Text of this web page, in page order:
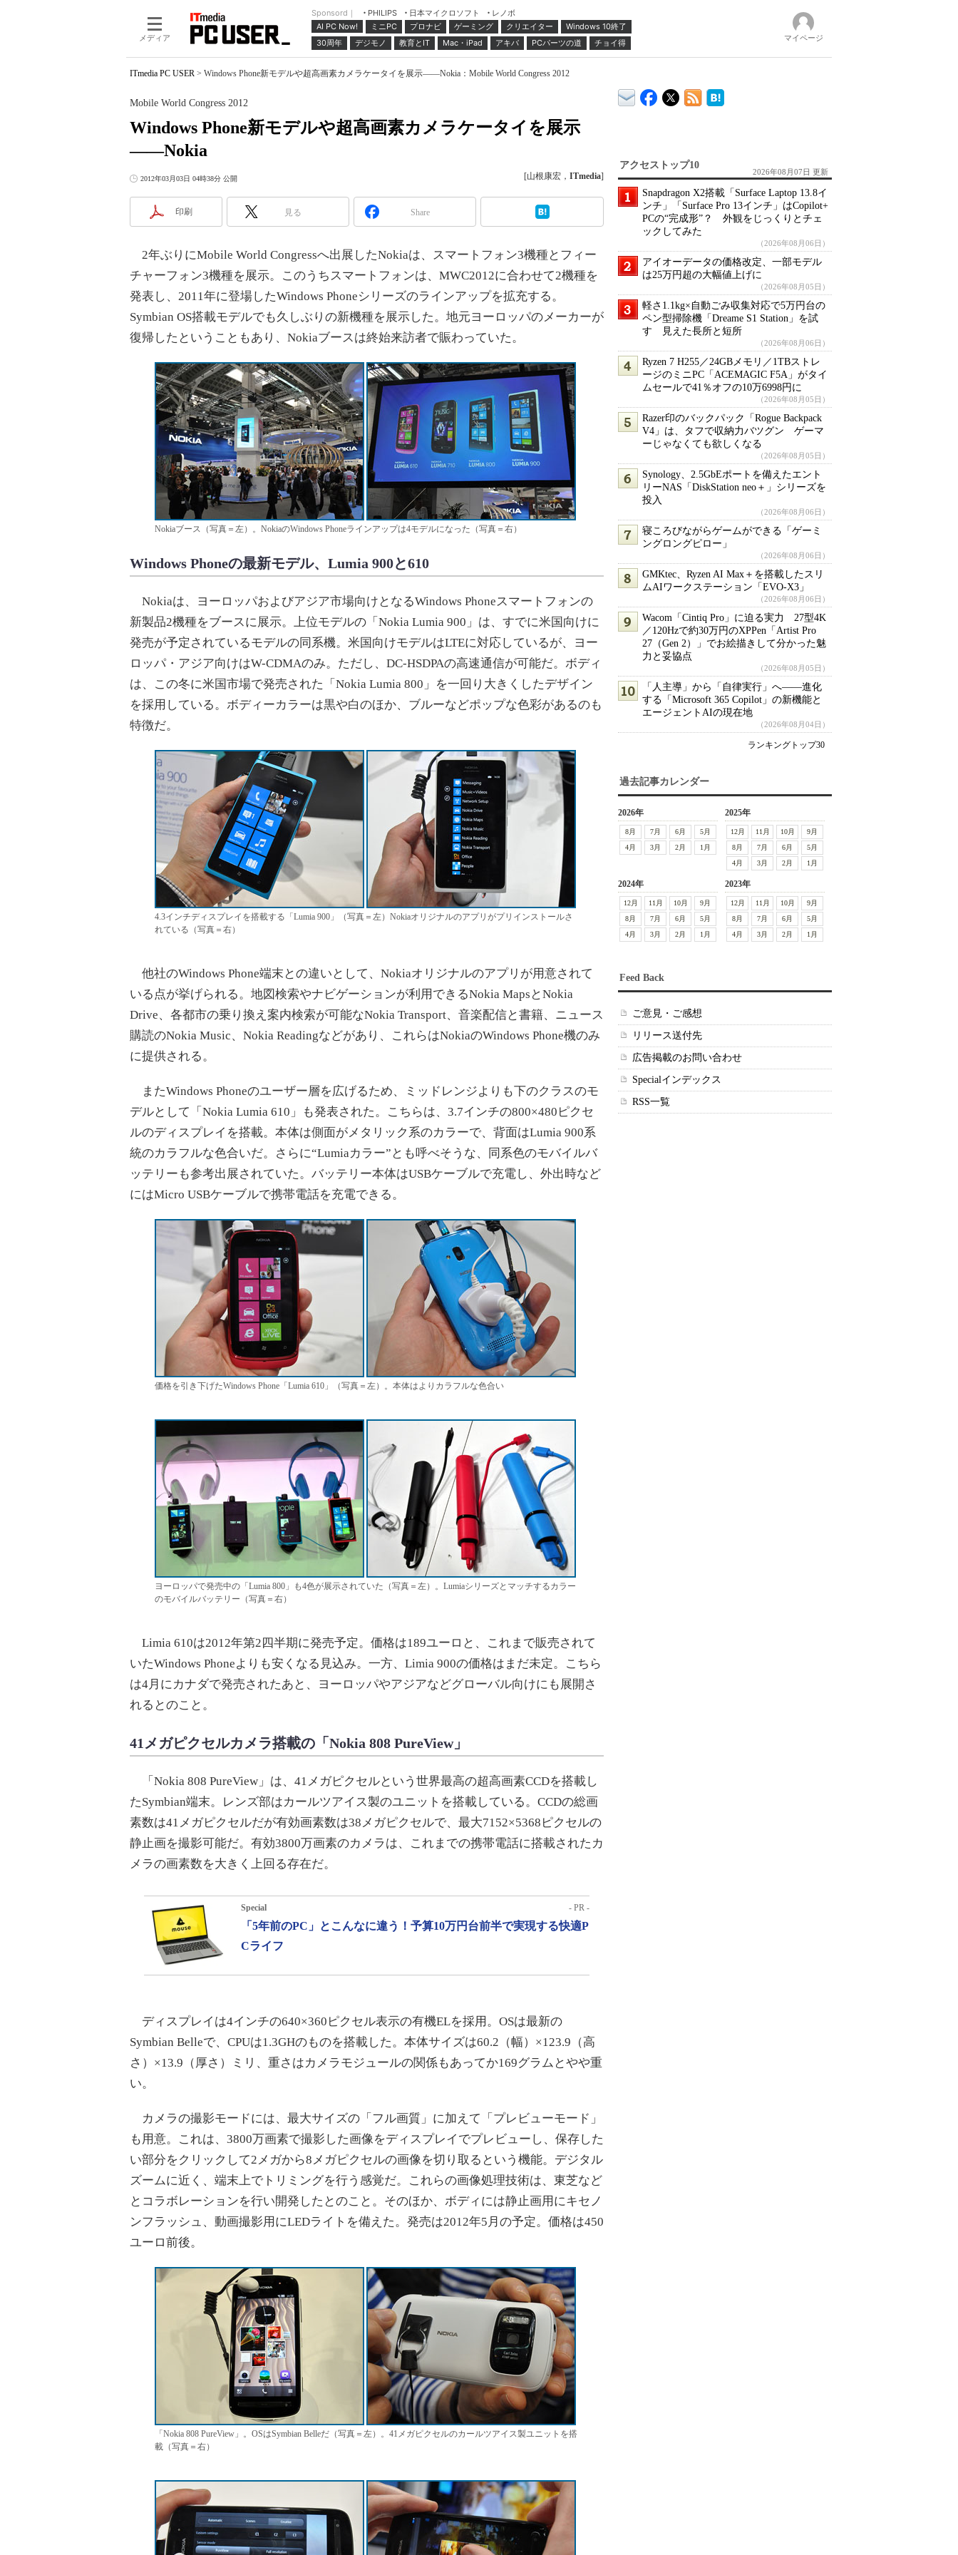
メディア
Sponsord｜ PHILIPS 日本マイクロソフト
レノボ
AI PC Now!
ミニPC プロナビ ゲーミング クリエイター
Windows 10終了
30周年
デジモノ 教育とIT Mac・iPad アキバ PCパーツの道 チョイ得 マイページ
ITmedia PC USER > Windows Phone新モデルや超高画素カメラケータイを展示――Nokia：Mobile World Congress 2012
Windows Phone新モデルや超高画素カメラケータイを展示
――Nokia
Mobile World Congress 2012
2012年03月03日 04時38分 公開 [山根康宏， ITmedia]
印刷 見る Share
2年ぶりにMobile World Congressへ出展したNokiaは、スマートフォン3機種とフィー
チャーフォン3機種を展示。このうちスマートフォンは、MWC2012に合わせて2機種を
発表し、2011年に登場したWindows Phoneシリーズのラインアップを拡充する。
Symbian OS搭載モデルでも久しぶりの新機種を展示した。地元ヨーロッパのメーカーが
復帰したということもあり、Nokiaブースは終始来訪者で賑わっていた。
Nokiaブース（写真＝左）。NokiaのWindows Phoneラインアップは4モデルになった（写真＝右）
Windows Phoneの最新モデル、Lumia 900と610
Nokiaは、ヨーロッパおよびアジア市場向けとなるWindows Phoneスマートフォンの
新製品2機種をブースに展示。上位モデルの「Nokia Lumia 900」は、すでに米国向けに
発売が予定されているモデルの同系機。米国向けモデルはLTEに対応しているが、ヨー
ロッパ・アジア向けはW-CDMAのみ。ただし、DC-HSDPAの高速通信が可能だ。ボディ
は、この冬に米国市場で発売された「Nokia Lumia 800」を一回り大きくしたデザイン
を採用している。ボディーカラーは黒や白のほか、ブルーなどポップな色彩があるのも
特徴だ。
4.3インチディスプレイを搭載する「Lumia 900」（写真＝左）Nokiaオリジナルのアプリがプリインストールさ
れている（写真＝右）
他社のWindows Phone端末との違いとして、Nokiaオリジナルのアプリが用意されて
いる点が挙げられる。地図検索やナビゲーションが利用できるNokia MapsとNokia
Drive、各都市の乗り換え案内検索が可能なNokia Transport、音楽配信と書籍、ニュース
購読のNokia Music、Nokia Readingなどがあり、これらはNokiaのWindows Phone機のみ
に提供される。
またWindows Phoneのユーザー層を広げるため、ミッドレンジよりも下のクラスのモ
デルとして「Nokia Lumia 610」も発表された。こちらは、3.7インチの800×480ピクセ
ルのディスプレイを搭載。本体は側面がメタリック系のカラーで、背面はLumia 900系
統のカラフルな色合いだ。さらに“Lumiaカラー”とも呼べそうな、同系色のモバイルバ
ッテリーも参考出展されていた。バッテリー本体はUSBケーブルで充電し、外出時など
にはMicro USBケーブルで携帯電話を充電できる。
価格を引き下げたWindows Phone「Lumia 610」（写真＝左）。本体はよりカラフルな色合い
ヨーロッパで発売中の「Lumia 800」も4色が展示されていた（写真＝左）。Lumiaシリーズとマッチするカラー
のモバイルバッテリー（写真＝右）
Limia 610は2012年第2四半期に発売予定。価格は189ユーロと、これまで販売されて
いたWindows Phoneよりも安くなる見込み。一方、Limia 900の価格はまだ未定。こちら
は4月にカナダで発売されたあと、ヨーロッパやアジアなどグローバル向けにも展開さ
れるとのこと。
41メガピクセルカメラ搭載の「Nokia 808 PureView」
「Nokia 808 PureView」は、41メガピクセルという世界最高の超高画素CCDを搭載し
たSymbian端末。レンズ部はカールツアイス製のユニットを搭載している。CCDの総画
素数は41メガピクセルだが有効画素数は38メガピクセルで、最大7152×5368ピクセルの
静止画を撮影可能だ。有効3800万画素のカメラは、これまでの携帯電話に搭載されたカ
メラの画素数を大きく上回る存在だ。
Special - PR -
「5年前のPC」とこんなに違う！予算10万円台前半で実現する快適P
Cライフ
ディスプレイは4インチの640×360ピクセル表示の有機ELを採用。OSは最新の
Symbian Belleで、CPUは1.3GHのものを搭載した。本体サイズは60.2（幅）×123.9（高
さ）×13.9（厚さ）ミリ、重さはカメラモジュールの関係もあってか169グラムとやや重
い。
カメラの撮影モードには、最大サイズの「フル画質」に加えて「プレビューモード」
も用意。これは、3800万画素で撮影した画像をディスプレイでプレビューし、保存した
い部分をクリックして2メガから8メガピクセルの画像を切り取るという機能。デジタル
ズームに近く、端末上でトリミングを行う感覚だ。これらの画像処理技術は、東芝など
とコラボレーションを行い開発したとのこと。そのほか、ボディには静止画用にキセノ
ンフラッシュ、動画撮影用にLEDライトを備えた。発売は2012年5月の予定。価格は450
ユーロ前後。
「Nokia 808 PureView」。OSはSymbian Belleだ（写真＝左）。41メガピクセルのカールツアイス製ユニットを搭
載（写真＝右）
アクセストップ10
2026年08月07日 更新
Snapdragon X2搭載「Surface Laptop 13.8イ
ンチ」「Surface Pro 13インチ」はCopilot+
PCの“完成形”？ 外観をじっくりとチェ
ックしてみた
（2026年08月06日）
アイオーデータの価格改定、一部モデル
は25万円超の大幅値上げに
（2026年08月05日）
軽さ1.1kg×自動ごみ収集対応で5万円台の
ペン型掃除機「Dreame S1 Station」を試
す 見えた長所と短所
（2026年08月06日）
Ryzen 7 H255／24GBメモリ／1TBストレ
ージのミニPC「ACEMAGIC F5A」がタイ
ムセールで41％オフの10万6998円に
（2026年08月05日）
Razer印のバックパック「Rogue Backpack
V4」は、タフで収納力バツグン ゲーマ
ーじゃなくても欲しくなる
（2026年08月05日）
Synology、2.5GbEポートを備えたエント
リーNAS「DiskStation neo＋」シリーズを
投入
（2026年08月06日）
寝ころびながらゲームができる「ゲーミ
ングロングピロー」
（2026年08月06日）
GMKtec、Ryzen AI Max＋を搭載したスリ
ムAIワークステーション「EVO-X3」
（2026年08月06日）
Wacom「Cintiq Pro」に迫る実力 27型4K
／120Hzで約30万円のXPPen「Artist Pro
27（Gen 2）」でお絵描きして分かった魅
力と妥協点
（2026年08月05日）
「人主導」から「自律実行」へ――進化
する「Microsoft 365 Copilot」の新機能と
エージェントAIの現在地
（2026年08月04日）
ランキングトップ30
過去記事カレンダー
2026年
8月 7月 6月
5月
4月
3月 2月 1月
2025年
12月 11月 10月
9月
8月
7月 6月
5月
4月
3月 2月 1月
2024年
12月 11月 10月
9月
8月
7月 6月
5月
4月
3月 2月 1月
2023年
12月 11月 10月
9月
8月
7月 6月
5月
4月
3月 2月 1月
Feed Back
ご意見・ご感想
リリース送付先
広告掲載のお問い合わせ
Specialインデックス
RSS一覧